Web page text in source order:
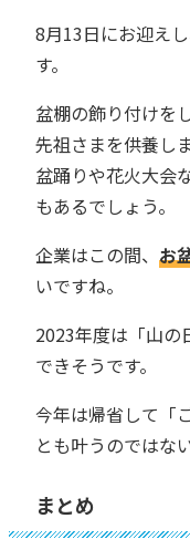
8月13日にお迎え
す。
盆棚の飾り付けを
先祖さまを供養しま
盆踊りや花火大会
もあるでしょう。
企業はこの間、 お
いですね。
2023年度は「山の
できそうです。
今年は帰省して「
とも叶うのではな
まとめ